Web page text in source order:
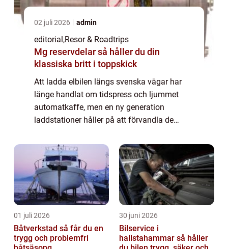
02 juli 2026 admin
editorial ,Resor & Roadtrips
Mg reservdelar så håller du din
klassiska britt i toppskick
Att ladda elbilen längs svenska vägar har
länge handlat om tidspress och ljummet
automatkaffe, men en ny generation
laddstationer håller på att förvandla de
Runto...
01 juli 2026
Båtverkstad så får du en
trygg och problemfri
30 juni 2026
Bilservice i
hallstahammar så håller